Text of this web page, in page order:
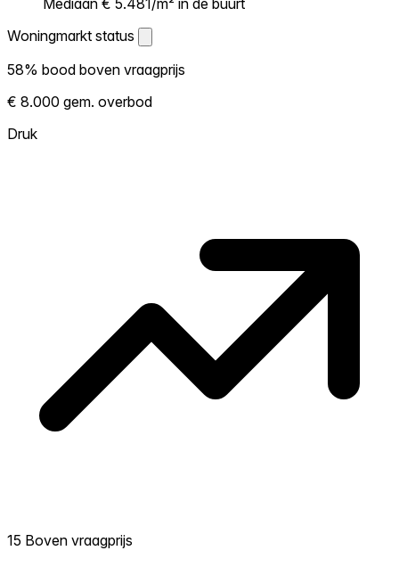
Woningmarkt status
Woningmarkt status
Laat zien hoe competitief de markt hier is.
Hoe meer woningen boven vraagprijs
verkopen, hoe heter. Heet? Verwacht
58% bood boven vraagprijs
€ 8.000 gem. overbod
Druk
15 Boven vraagprijs